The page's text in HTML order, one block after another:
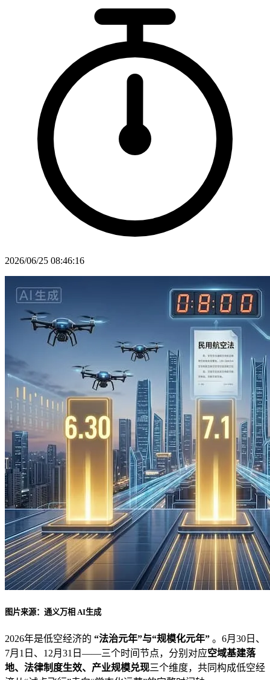
2026/06/25 08:46:16
图片来源：通义万相 AI生成
2026年是低空经济的 “法治元年”与“规模化元年” 。6月30日、
7月1日、12月31日——三个时间节点，分别对应空域基建落
地、法律制度生效、产业规模兑现三个维度，共同构成低空经